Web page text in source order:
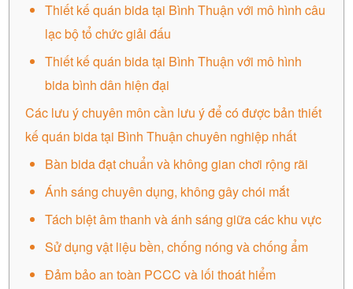
Thiết kế quán bida tại Bình Thuận với mô hình câu
lạc bộ tổ chức giải đấu
Thiết kế quán bida tại Bình Thuận với mô hình
bida bình dân hiện đại
Các lưu ý chuyên môn cần lưu ý để có được bản thiết
kế quán bida tại Bình Thuận chuyên nghiệp nhất
Bàn bida đạt chuẩn và không gian chơi rộng rãi
Ánh sáng chuyên dụng, không gây chói mắt
Tách biệt âm thanh và ánh sáng giữa các khu vực
Sử dụng vật liệu bền, chống nóng và chống ẩm
Đảm bảo an toàn PCCC và lối thoát hiểm